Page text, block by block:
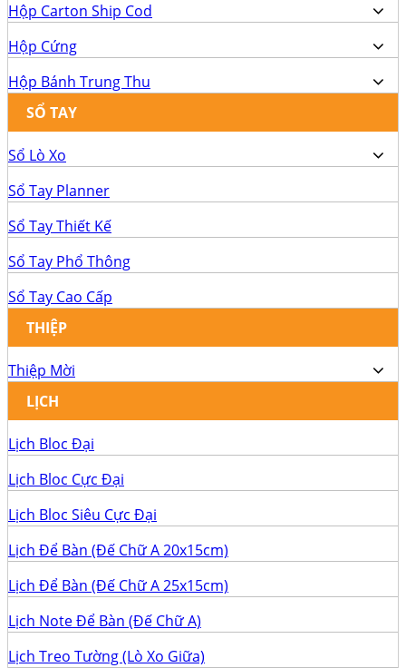
Hộp Carton Ship Cod
Hộp Cứng
Hộp Bánh Trung Thu
SỔ TAY
Sổ Lò Xo
Sổ Tay Planner
Sổ Tay Thiết Kế
Sổ Tay Phổ Thông
Sổ Tay Cao Cấp
THIỆP
Thiệp Mời
LỊCH
Lịch Bloc Đại
Lịch Bloc Cực Đại
Lịch Bloc Siêu Cực Đại
Lịch Để Bàn (Đế Chữ A 20x15cm)
Lịch Để Bàn (Đế Chữ A 25x15cm)
Lịch Note Để Bàn (Đế Chữ A)
Lịch Treo Tường (Lò Xo Giữa)